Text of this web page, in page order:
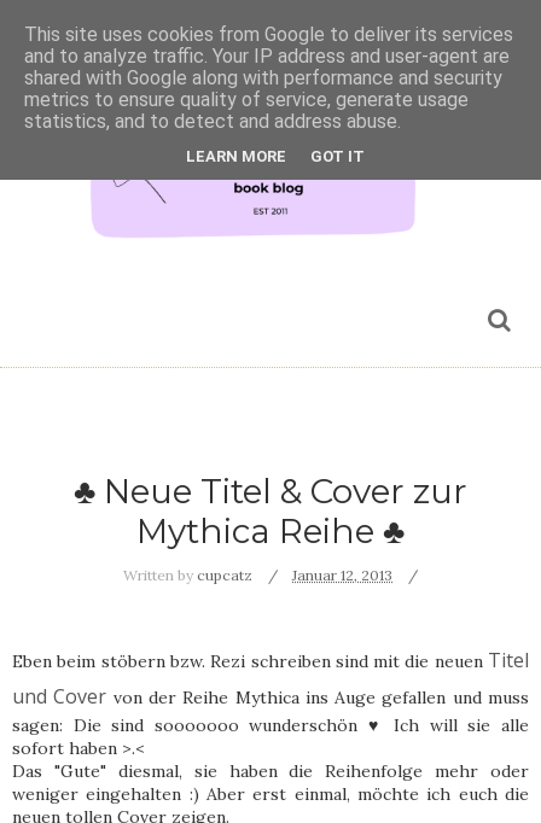
♣ Neue Titel & Cover zur
Mythica Reihe ♣
Written by cupcatz Januar 12, 2013
Eben beim stöbern bzw. Rezi schreiben sind mit die neuen Titel
und Cover von der Reihe Mythica ins Auge gefallen und muss
sagen: Die sind sooooooo wunderschön ♥ Ich will sie alle
sofort haben >.<
Das "Gute" diesmal, sie haben die Reihenfolge mehr oder
weniger eingehalten :) Aber erst einmal, möchte ich euch die
neuen tollen Cover zeigen.
This site uses cookies from Google to deliver its services
and to analyze traffic. Your IP address and user-agent are
shared with Google along with performance and security
metrics to ensure quality of service, generate usage
statistics, and to detect and address abuse.
LEARN MORE GOT IT